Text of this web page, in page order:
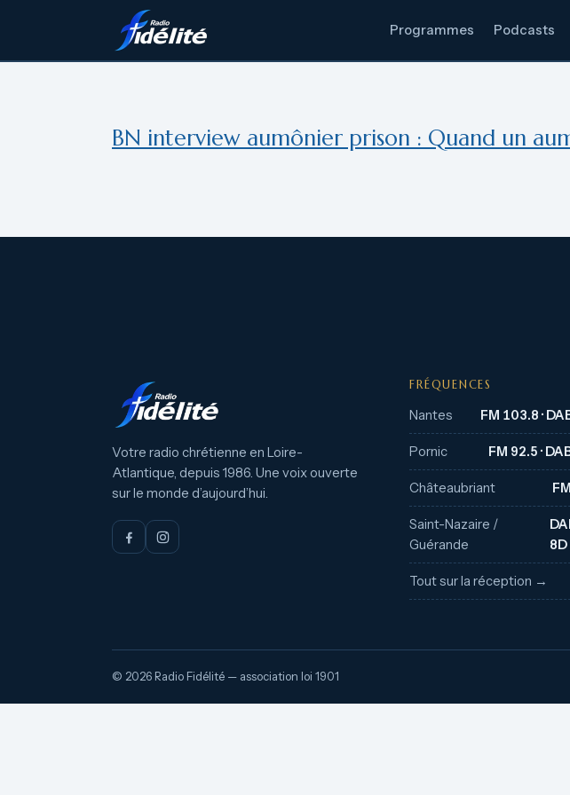
contenu
Programmes Podcasts
BN interview aumônier prison : Quand un
Votre radio chrétienne en Loire-
Atlantique, depuis 1986. Une voix ouverte
sur le monde d’aujourd’hui.
FRÉQUENCES
Nantes FM 103.8 ·
Pornic FM 92.5 ·
Châteaubriant
Saint-Nazaire /
Guérande
8D
Tout sur la réception →
© 2026 Radio Fidélité — association loi 1901